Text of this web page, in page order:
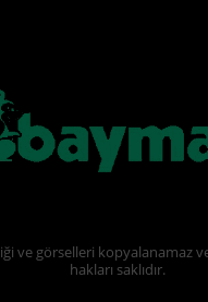
ve görselleri kopyalanamaz
hakları saklıdır.